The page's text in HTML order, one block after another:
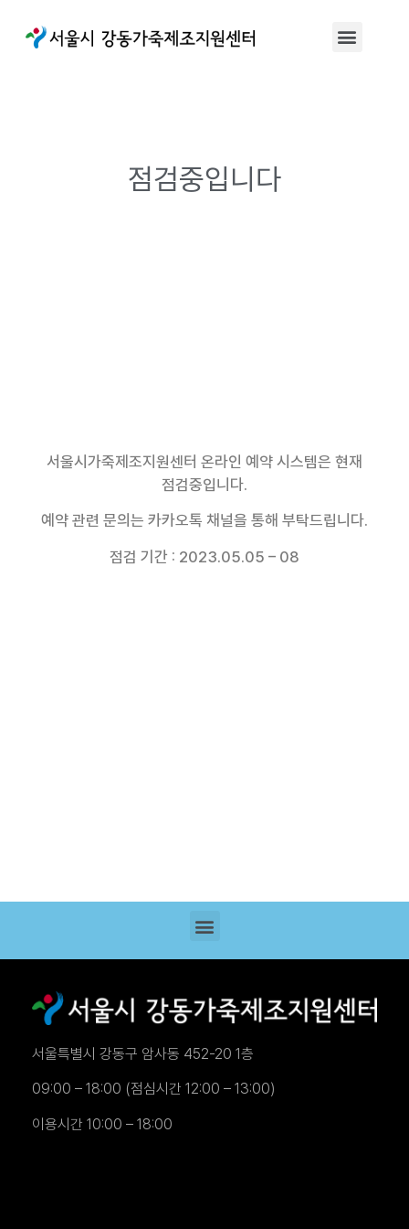
점검중입니다
서울시가죽제조지원센터 온라인 예약 시스템은 현재
점검중입니다.
예약 관련 문의는 카카오톡 채널을 통해 부탁드립니다.
점검 기간 : 2023.05.05 – 08
서울특별시 강동구 암사동 452-20 1층
09:00 – 18:00 (점심시간 12:00 – 13:00)
이용시간 10:00 – 18:00